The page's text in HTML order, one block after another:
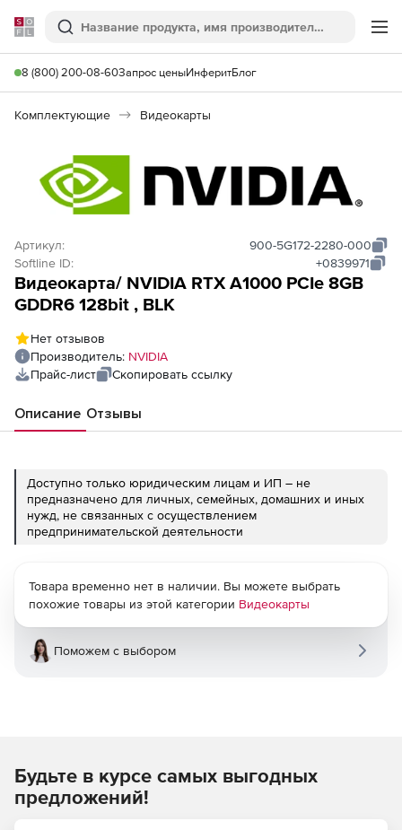
Softline
Поиск
8 (800) 200-08-60Запрос ценыИнферитБлог
Комплектующие Видеокарты
Артикул:
900-5G172-2280-000
Softline ID:
+0839971
Видеокарта/ NVIDIA RTX A1000 PCIe 8GB
GDDR6 128bit , BLK
Нет отзывов
Производитель: NVIDIA
Прайс-лист
Скопировать ссылку
Описание Отзывы
Доступно только юридическим лицам и ИП – не
предназначено для личных, семейных, домашних и иных
нужд, не связанных с осуществлением
предпринимательской деятельности
Товара временно нет в наличии. Вы можете выбрать
похожие товары из этой категории Видеокарты
Поможем с выбором
Будьте в курсе самых выгодных
предложений!